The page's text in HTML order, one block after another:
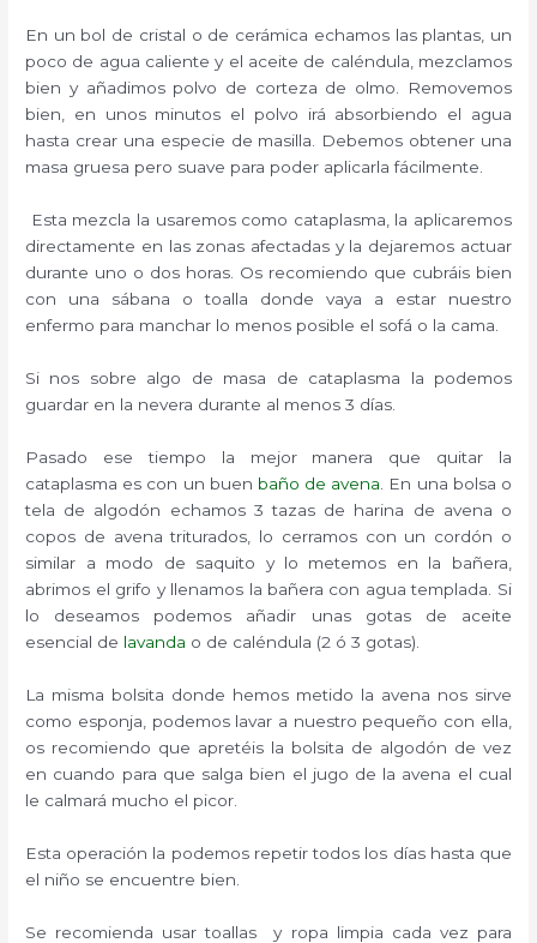
En un bol de cristal o de cerámica echamos las plantas, un
poco de agua caliente y el aceite de caléndula, mezclamos
bien y añadimos polvo de corteza de olmo. Removemos
bien, en unos minutos el polvo irá absorbiendo el agua
hasta crear una especie de masilla. Debemos obtener una
masa gruesa pero suave para poder aplicarla fácilmente.
Esta mezcla la usaremos como cataplasma, la aplicaremos
directamente en las zonas afectadas y la dejaremos actuar
durante uno o dos horas. Os recomiendo que cubráis bien
con una sábana o toalla donde vaya a estar nuestro
enfermo para manchar lo menos posible el sofá o la cama.
Si nos sobre algo de masa de cataplasma la podemos
guardar en la nevera durante al menos 3 días.
Pasado ese tiempo la mejor manera que quitar la
cataplasma es con un buen baño de avena . En una bolsa o
tela de algodón echamos 3 tazas de harina de avena o
copos de avena triturados, lo cerramos con un cordón o
similar a modo de saquito y lo metemos en la bañera,
abrimos el grifo y llenamos la bañera con agua templada. Si
lo deseamos podemos añadir unas gotas de aceite
esencial de lavanda o de caléndula (2 ó 3 gotas).
La misma bolsita donde hemos metido la avena nos sirve
como esponja, podemos lavar a nuestro pequeño con ella,
os recomiendo que apretéis la bolsita de algodón de vez
en cuando para que salga bien el jugo de la avena el cual
le calmará mucho el picor.
Esta operación la podemos repetir todos los días hasta que
el niño se encuentre bien.
Se recomienda usar toallas y ropa limpia cada vez para